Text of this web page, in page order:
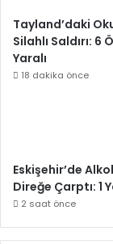
Tayland’daki
Silahlı Saldırı: 6
Yaralı
18 dakika önce
Eskişehir’de
Direğe Çarptı: 1
2 saat önce